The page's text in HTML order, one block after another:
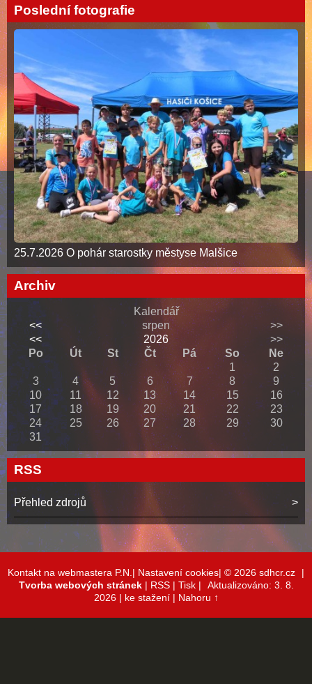
Poslední fotografie
25.7.2026 O pohár starostky městyse Malšice
Archiv
Kalendář
<<
srpen
>>
<<
2026
>>
Po
Út St Čt Pá So
Ne
1
2
3
4 5 6 7 8
9
10
11 12 13 14 15
16
17
18 19 20 21 22
23
24
25 26 27 28 29
30
31
RSS
Přehled zdrojů
Kontakt na webmastera P.N.| Nastavení cookies| © 2026 sdhcr.cz
|
Tvorba webových stránek| RSS| Tisk|
Aktualizováno: 3. 8.
2026 | ke stažení | Nahoru ↑